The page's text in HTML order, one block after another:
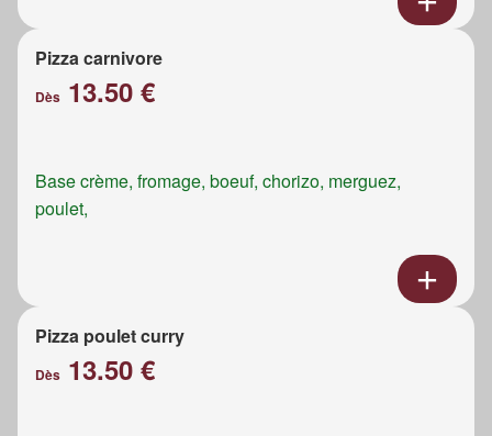
Pizza carnivore
Dès 13.50 €
Base crème, fromage, boeuf, chorizo, merguez,
poulet,
Pizza poulet curry
Dès 13.50 €